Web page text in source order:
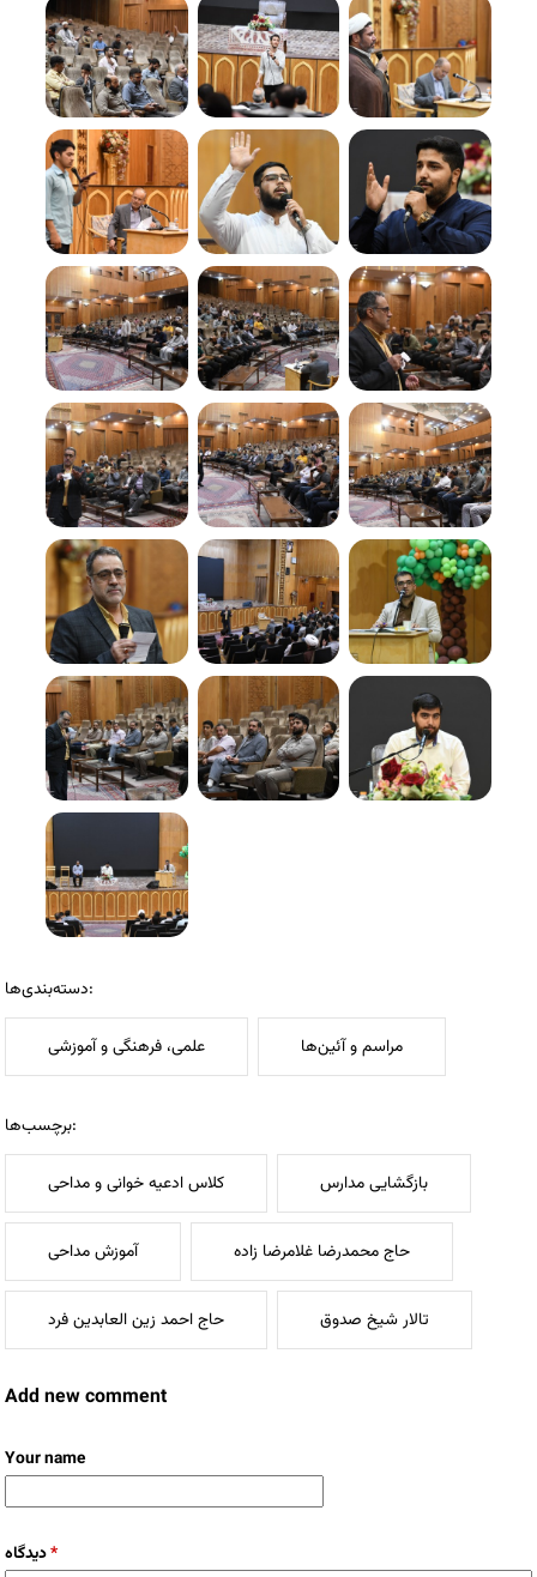
دسته‌بندی‌ها:
علمی، فرهنگی و آموزشی مراسم و آئین‌ها
برچسب‌ها:
کلاس ادعیه خوانی و مداحی بازگشایی مدارس
آموزش مداحی حاج محمدرضا غلامرضا زاده
حاج احمد زین العابدین فرد تالار شیخ صدوق
Add new comment
Your name
دیدگاه*